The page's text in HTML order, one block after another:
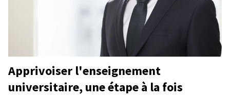
Apprivoiser l'enseignement
universitaire, une étape à la fois